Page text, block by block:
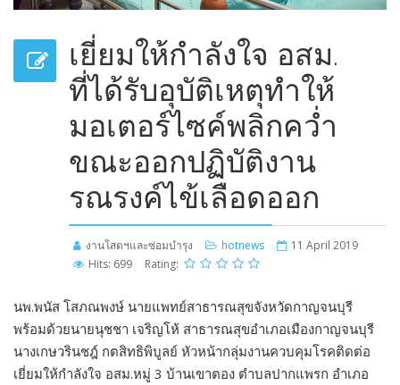
เยี่ยมให้กำลังใจ อสม.
ที่ได้รับอุบัติเหตุทำให้
มอเตอร์ไซค์พลิกคว่ำ
ขณะออกปฏิบัติงาน
รณรงค์ไข้เลือดออก
งานโสตฯและซ่อมบำรุง hotnews
11 April 2019
Hits: 699
Rating:
นพ.พนัส โสภณพงษ์ นายแพทย์สาธารณสุขจังหวัดกาญจนบุรี
พร้อมด้วยนายนุชชา เจริญโห้ สาธารณสุขอำเภอเมืองกาญจนบุรี
นางเกษวรินชฎ์ กตสิทธิพิบูลย์ หัวหน้ากลุ่มงานควบคุมโรคติดต่อ
เยี่ยมให้กำลังใจ อสม.หมู่ 3 บ้านเขาตอง ตำบลปากแพรก อำเภอ